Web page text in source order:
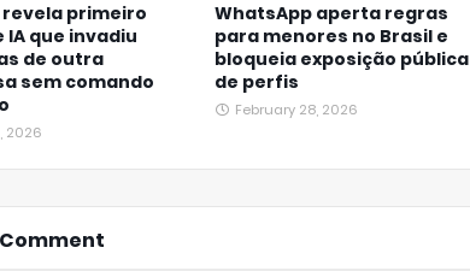
revela primeiro
IA que invadiu
de outra
sem comando
2026
WhatsApp aperta regras
para menores no Brasil e
bloqueia exposição pública
de perfis
February 28, 2026